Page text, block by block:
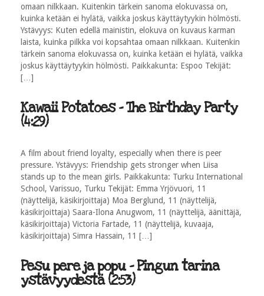
omaan nilkkaan. Kuitenkin tärkein sanoma elokuvassa on,
kuinka ketään ei hylätä, vaikka joskus käyttäytyykin hölmösti.
Ystävyys: Kuten edellä mainistin, elokuva on kuvaus karman
laista, kuinka pilkka voi kopsahtaa omaan nilkkaan. Kuitenkin
tärkein sanoma elokuvassa on, kuinka ketään ei hylätä, vaikka
joskus käyttäytyykin hölmösti. Paikkakunta: Espoo Tekijät:
[…]
Kawaii Potatoes - The Birthday Party
(4:29)
A film about friend loyalty, especially when there is peer
pressure. Ystävyys: Friendship gets stronger when Liisa
stands up to the mean girls. Paikkakunta: Turku International
School, Varissuo, Turku Tekijät: Emma Yrjövuori, 11
(näyttelijä, käsikirjoittaja) Moa Berglund, 11 (näyttelijä,
käsikirjoittaja) Saara-Ilona Anugwom, 11 (näyttelijä, äänittäjä,
käsikirjoittaja) Victoria Fartade, 11 (näyttelijä, kuvaaja,
käsikirjoittaja) Simra Hassain, 11 […]
Pesu pere ja popu - Pingun tarina
ystävyydestä (2:53)